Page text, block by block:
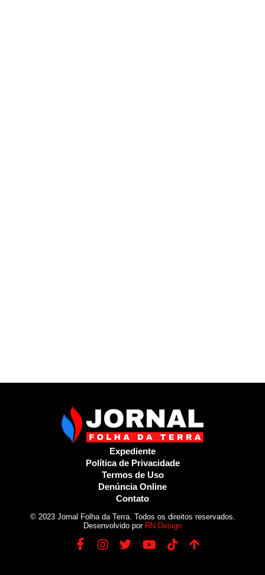
Expediente
Política de Privacidade
Termos de Uso
Denúncia Online
Contato
© 2023 Jornal Folha da Terra. Todos os direitos reservados.
Desenvolvido por RN Design